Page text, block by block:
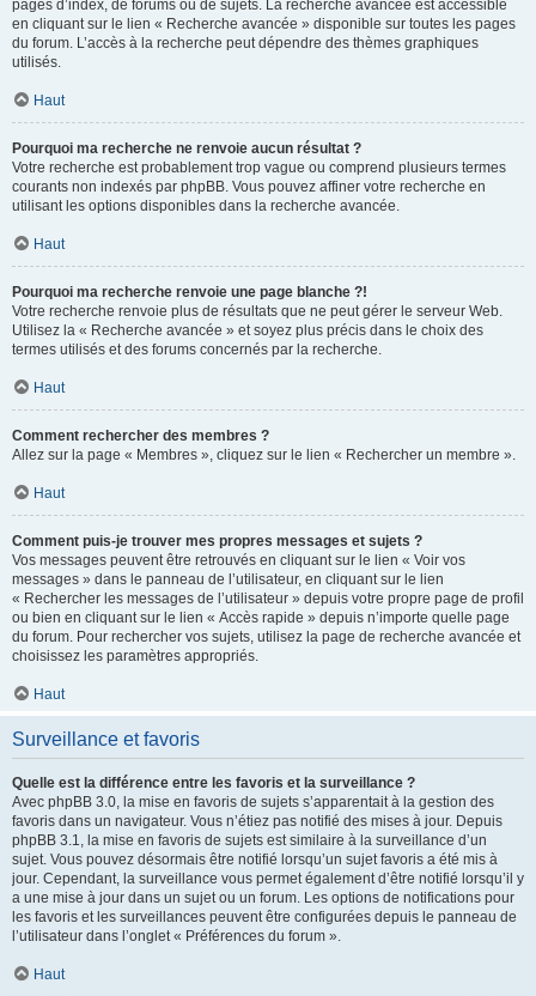
pages d’index, de forums ou de sujets. La recherche avancée est accessible
en cliquant sur le lien « Recherche avancée » disponible sur toutes les pages
du forum. L’accès à la recherche peut dépendre des thèmes graphiques
utilisés.
Haut
Pourquoi ma recherche ne renvoie aucun résultat ?
Votre recherche est probablement trop vague ou comprend plusieurs termes
courants non indexés par phpBB. Vous pouvez affiner votre recherche en
utilisant les options disponibles dans la recherche avancée.
Haut
Pourquoi ma recherche renvoie une page blanche ?!
Votre recherche renvoie plus de résultats que ne peut gérer le serveur Web.
Utilisez la « Recherche avancée » et soyez plus précis dans le choix des
termes utilisés et des forums concernés par la recherche.
Haut
Comment rechercher des membres ?
Allez sur la page « Membres », cliquez sur le lien « Rechercher un membre ».
Haut
Comment puis-je trouver mes propres messages et sujets ?
Vos messages peuvent être retrouvés en cliquant sur le lien « Voir vos
messages » dans le panneau de l’utilisateur, en cliquant sur le lien
« Rechercher les messages de l’utilisateur » depuis votre propre page de profil
ou bien en cliquant sur le lien « Accès rapide » depuis n’importe quelle page
du forum. Pour rechercher vos sujets, utilisez la page de recherche avancée et
choisissez les paramètres appropriés.
Haut
Surveillance et favoris
Quelle est la différence entre les favoris et la surveillance ?
Avec phpBB 3.0, la mise en favoris de sujets s’apparentait à la gestion des
favoris dans un navigateur. Vous n’étiez pas notifié des mises à jour. Depuis
phpBB 3.1, la mise en favoris de sujets est similaire à la surveillance d’un
sujet. Vous pouvez désormais être notifié lorsqu’un sujet favoris a été mis à
jour. Cependant, la surveillance vous permet également d’être notifié lorsqu’il y
a une mise à jour dans un sujet ou un forum. Les options de notifications pour
les favoris et les surveillances peuvent être configurées depuis le panneau de
l’utilisateur dans l’onglet « Préférences du forum ».
Haut